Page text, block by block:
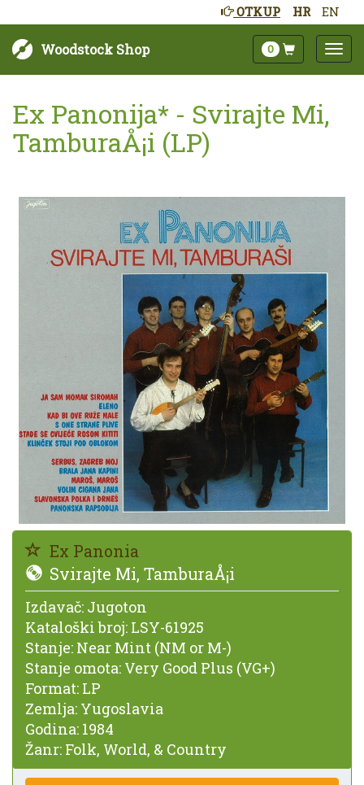
HR EN
OTKUP
Woodstock Shop 0
Ex Panonija* - Svirajte Mi,
TamburaÅ¡i (LP)
Ex Panonia
Svirajte Mi, TamburaÅ¡i
Izdavač: Jugoton
Kataloški broj: LSY-61925
Stanje: Near Mint (NM or M-)
Stanje omota: Very Good Plus (VG+)
Format: LP
Zemlja: Yugoslavia
Godina: 1984
Žanr: Folk, World, & Country